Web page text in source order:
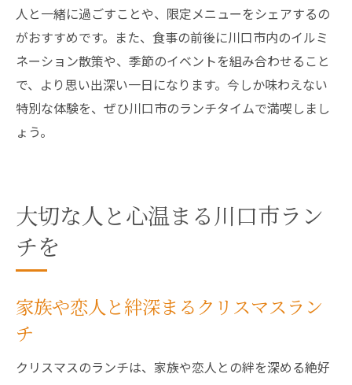
人と一緒に過ごすことや、限定メニューをシェアするの
がおすすめです。また、食事の前後に川口市内のイルミ
ネーション散策や、季節のイベントを組み合わせること
で、より思い出深い一日になります。今しか味わえない
特別な体験を、ぜひ川口市のランチタイムで満喫しまし
ょう。
大切な人と心温まる川口市ラン
チを
家族や恋人と絆深まるクリスマスラン
チ
クリスマスのランチは、家族や恋人との絆を深める絶好